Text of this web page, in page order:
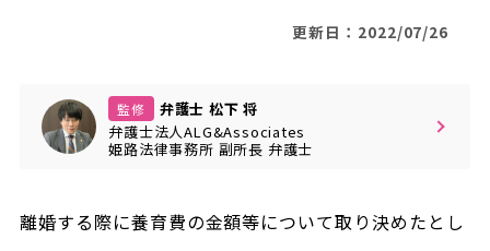
更新日：2022/07/26
監修
弁護士 松下 将
弁護士法人ALG&Associates
姫路法律事務所 副所長 弁護士
離婚する際に養育費の金額等について取り決めたとし